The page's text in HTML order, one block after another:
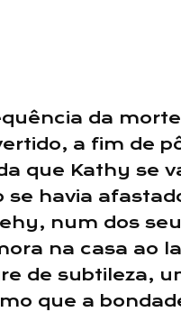
da
a fim de
que Kathy se
se havia
num dos
na casa ao
de subtileza,
que a